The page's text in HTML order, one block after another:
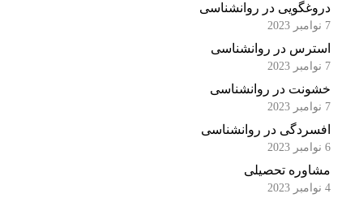
دروغگویی در روانشناسی
استرس در روانشناسی
خشونت در روانشناسی
افسردگی در روانشناسی
مشاوره تحصیلی